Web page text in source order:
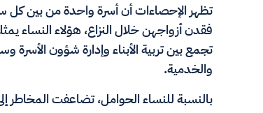
فقدن أزواجهن خلال النزاع، هؤلاء النساء
تجمع بين تربية الأبناء وإدارة شؤون الأسرة
والخدمية.
بالنسبة للنساء الحوامل، تضاعفت المخاطر